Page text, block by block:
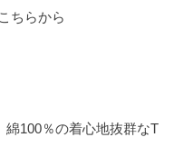
ちらから
綿100％の着心地抜群なT